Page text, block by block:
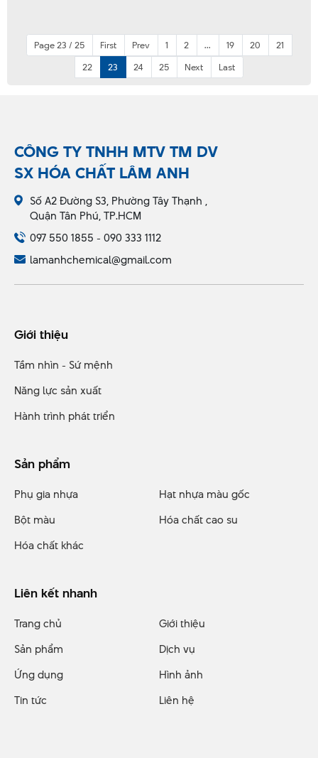
Page 23 / 25 First Prev 1 2 ... 19 20
21
22
23 24 25 Next Last
CÔNG TY TNHH MTV TM DV
SX HÓA CHẤT LÂM ANH
Số A2 Đường S3, Phường Tây Thạnh ,
Quận Tân Phú, TP.HCM
097 550 1855 - 090 333 1112
lamanhchemical@gmail.com
Giới thiệu
Tầm nhìn - Sứ mệnh
Năng lực sản xuất
Hành trình phát triển
Sản phẩm
Phụ gia nhựa
Hạt nhựa màu gốc
Bột màu
Hóa chất cao su
Hóa chất khác
Liên kết nhanh
Trang chủ
Giới thiệu
Sản phẩm
Dịch vụ
Ứng dụng
Hình ảnh
Tin tức
Liên hệ